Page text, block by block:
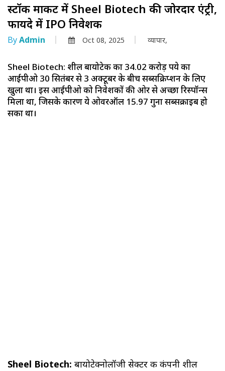
स्टॉक मार्केट में Sheel Biotech की जोरदार एंट्री,
फायदे में IPO निवेशक
ByAdmin Oct 08, 2025 व्यापार,
Sheel Biotech: शील बायोटेक का 34.02 करोड़ रुपये का
आईपीओ 30 सितंबर से 3 अक्टूबर के बीच सब्सक्रिप्शन के लिए
खुला था। इस आईपीओ को निवेशकों की ओर से अच्छा रिस्पॉन्स
मिला था, जिसके कारण ये ओवरऑल 15.97 गुना सब्सक्राइब हो
सका था।
Sheel Biotech: बायोटेक्नोलॉजी सेक्टर की कंपनी शील